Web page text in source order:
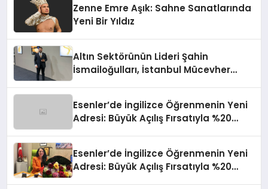
Zenne Emre Aşık: Sahne Sanatlarında
Yeni Bir Yıldız
Altın Sektörünün Lideri Şahin
İsmailoğulları, İstanbul Mücevher
Esenler’de İngilizce Öğrenmenin Yeni
Adresi: Büyük Açılış Fırsatıyla %20
Esenler’de İngilizce Öğrenmenin Yeni
Adresi: Büyük Açılış Fırsatıyla %20